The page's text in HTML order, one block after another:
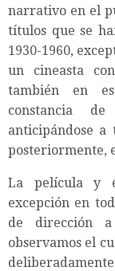
narrativo en el
títulos que se
1930-1960,
un cineasta
también en
constancia
anticipándose
posteriormente,
La película y
excepción en
de dirección
observamos el
deliberadamente